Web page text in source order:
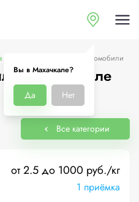
Вы в Махачкале?
Да Нет
Цены на автомобили
в Махачкале
Все категории
от 2.5 до 1000 руб./кг
1 приёмка